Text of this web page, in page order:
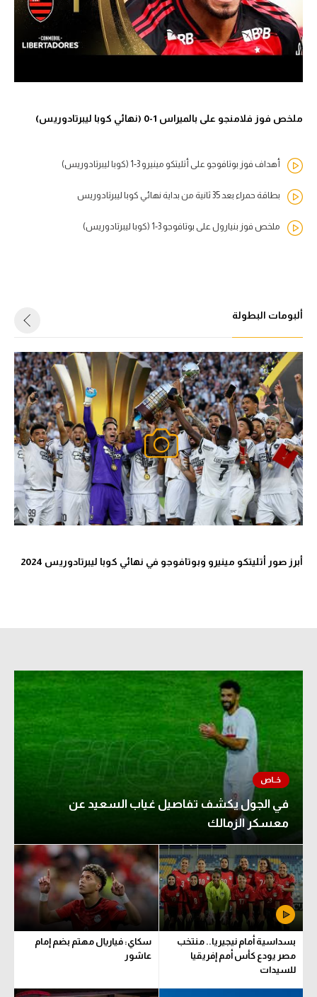
ملخص فوز فلامنجو على بالميراس 1-0 (نهائي كوبا ليبرتادوريس)
أهداف فوز بوتافوجو على أتليتكو مينيرو 3-1 (كوبا ليبرتادوريس)
بطاقة حمراء بعد 35 ثانية من بداية نهائي كوبا ليبرتادوريس
ملخص فوز بنيارول على بوتافوجو 3-1 (كوبا ليبرتادوريس)
ألبومات البطولة
أبرز صور أتليتكو مينيرو وبوتافوجو في نهائي كوبا ليبرتادوريس 2024
في الجول يكشف تفاصيل غياب السعيد عن
معسكر الزمالك
بسداسية أمام نيجيريا.. منتخب
مصر يودع كأس أمم إفريقيا
للسيدات
سكاي: فياريال مهتم بضم إمام
عاشور